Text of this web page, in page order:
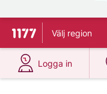
Till startsidan för 1177
Välj region
Logga in
på 1177.se